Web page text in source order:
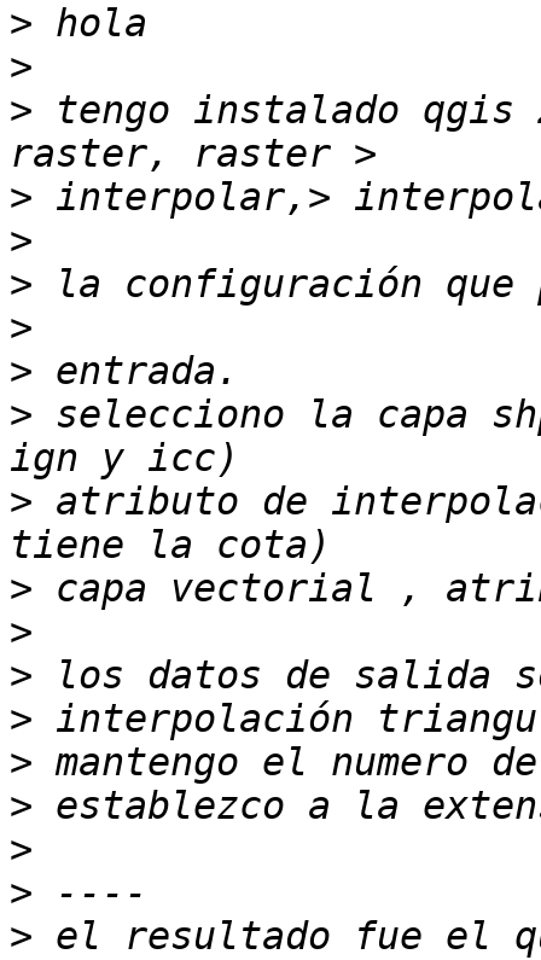
>
>
> tengo instalado
>
>
>
>
>
> selecciono la capa
> atributo de
>
>
>
>
>
>
>
>
> el resultado fue el